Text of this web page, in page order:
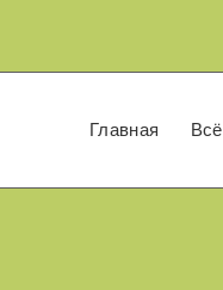
Главная Всё